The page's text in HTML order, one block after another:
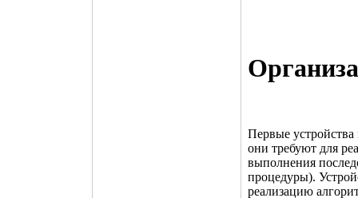
Первые устройства
они требуют для
выполнения
процедуры).
реализацию